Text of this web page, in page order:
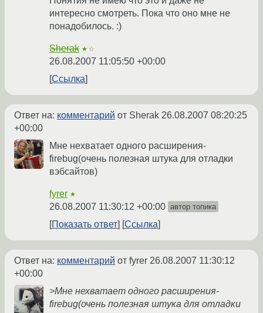
интересно смотреть. Пока что оно мне не
понадобилось. :)
Sherak ★☆
26.08.2007 11:05:50 +00:00
Ссылка
Ответ на: комментарий от Sherak 26.08.2007 08:20:25
+00:00
Мне нехватает одного расширения-
firebug(очень полезная штука для отладки
вэбсайтов)
fyrer ★
26.08.2007 11:30:12 +00:00 автор топика
Показать ответ Ссылка
Ответ на: комментарий от fyrer 26.08.2007 11:30:12
+00:00
>Мне нехватает одного расширения-
firebug(очень полезная штука для отладки